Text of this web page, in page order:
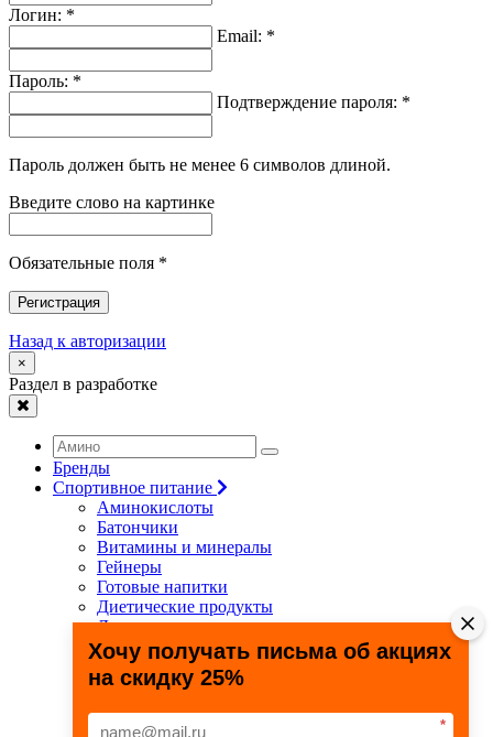
Логин: *
Email: *
Пароль: *
Подтверждение пароля: *
Пароль должен быть не менее 6 символов длиной.
Введите слово на картинке
Обязательные поля *
Регистрация
Назад к авторизации
×
Раздел в разработке
Бренды
Спортивное питание
Аминокислоты
Батончики
Витамины и минералы
Гейнеры
Готовые напитки
Диетические продукты
Для связок и суставов
Жиросжигатели
Здоровье и долголетие
Креатин
Специальные препараты
Хочу получать письма об акциях
на скидку 25%
*